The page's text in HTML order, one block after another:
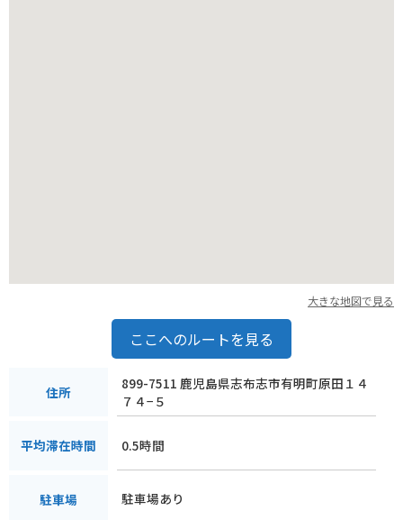
大きな地図で見る
ここへのルートを見る
住所
899-7511 鹿児島県志布志市有明町原田１４
７４−５
平均滞在時間 0.5時間
駐車場 駐車場あり